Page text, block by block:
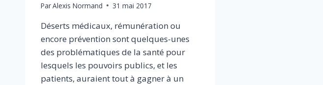
ParAlexis Normand 31 mai 2017
Déserts médicaux, rémunération ou
encore prévention sont quelques-unes
des problématiques de la santé pour
lesquels les pouvoirs publics, et les
patients, auraient tout à gagner à un